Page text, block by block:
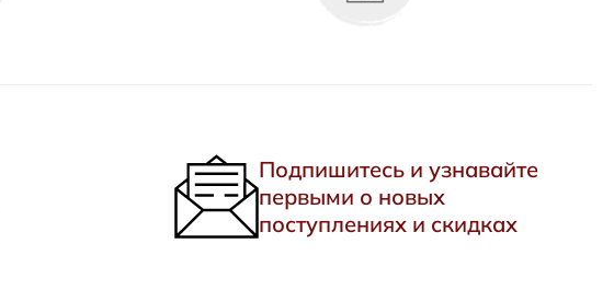
Подпишитесь и узнавайте
первыми о новых
поступлениях и скидках